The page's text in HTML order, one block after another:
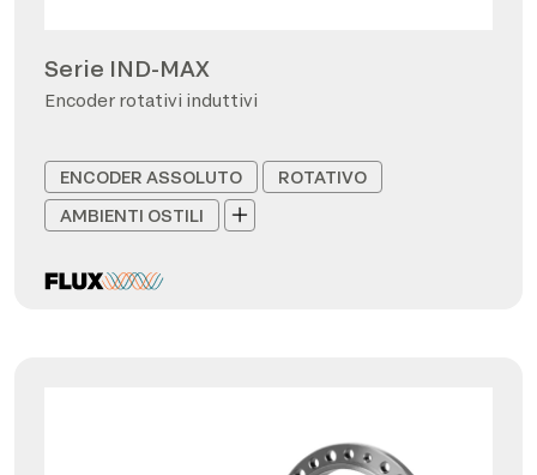
Serie IND-MAX
Encoder rotativi induttivi
ENCODER ASSOLUTO
ROTATIVO
AMBIENTI OSTILI